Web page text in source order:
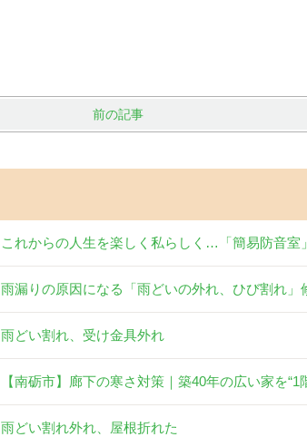
前の記事
これからの人生を楽しく私らしく…「簡易防音室
雨漏りの原因になる「雨どいの外れ、ひび割れ」
雨どい割れ、受け金具外れ
【南砺市】廊下の寒さ対策｜築40年の広い家を
雨どい割れ外れ、屋根折れた